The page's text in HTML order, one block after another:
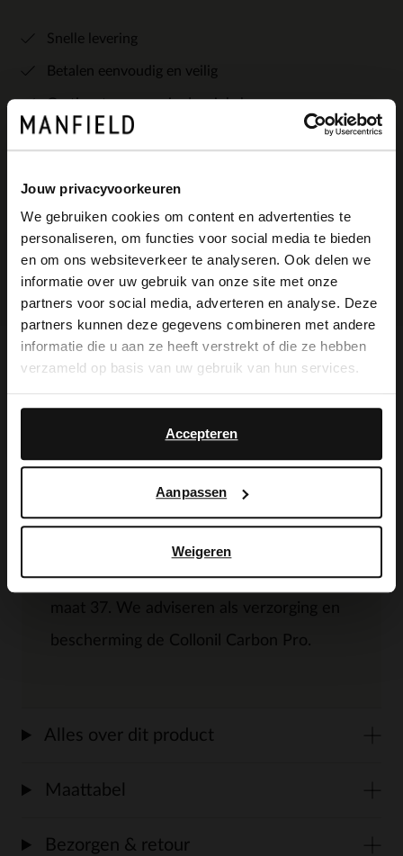
Jouw privacyvoorkeuren
We gebruiken cookies om content en advertenties te
personaliseren, om functies voor social media te bieden
en om ons websiteverkeer te analyseren. Ook delen we
informatie over uw gebruik van onze site met onze
partners voor social media, adverteren en analyse. Deze
partners kunnen deze gegevens combineren met andere
informatie die u aan ze heeft verstrekt of die ze hebben
verzameld op basis van uw gebruik van hun services.
Accepteren
Aanpassen
Weigeren
Snelle levering
Betalen eenvoudig en veilig
Gratis retourneren in de winkels
Bekijk de winkelvoorraad
Kleuren
+6
Omschrijving
schachthoogte is 42 cm en de
schachtbreedte is 37 cm, gemeten bij een
bescherming de Collonil Carbon Pro.
Alles over dit product
Maattabel
Bezorgen & retour
×
View this website in English?
It looks like your language isn't Dutch. Would
you like to switch to English?
English